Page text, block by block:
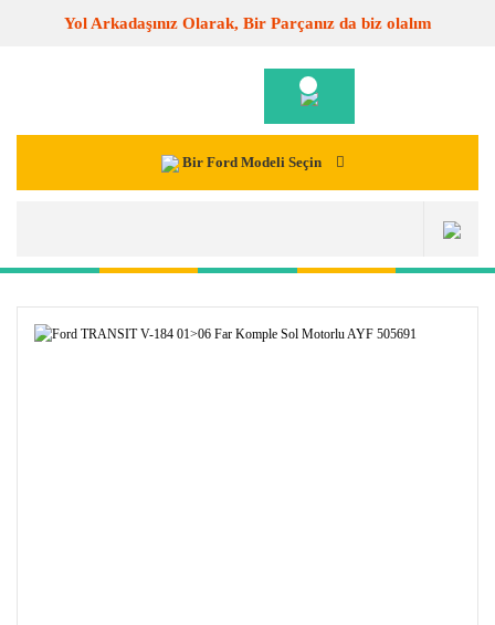
Yol Arkadaşınız Olarak, Bir Parçanız da biz olalım
Bir Ford Modeli Seçin